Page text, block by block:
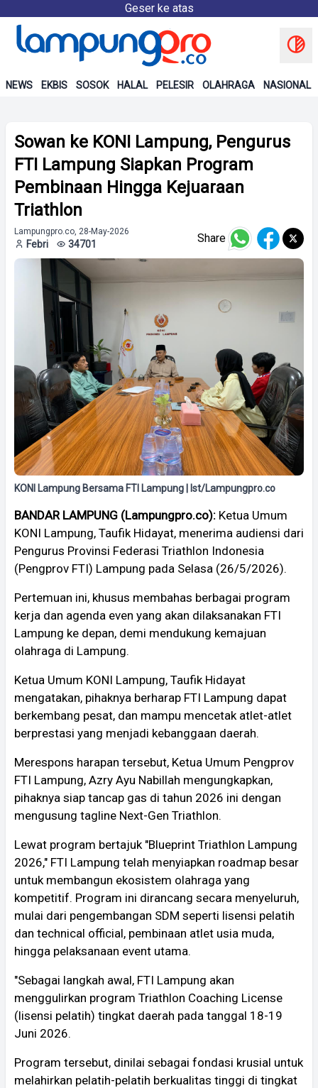
Geser ke atas
NEWS EKBIS SOSOK HALAL PELESIR OLAHRAGA NASIONAL
Sowan ke KONI Lampung, Pengurus
FTI Lampung Siapkan Program
Pembinaan Hingga Kejuaraan
Triathlon
Lampungpro.co, 28-May-2026
Febri 34701 Share
KONI Lampung Bersama FTI Lampung | Ist/Lampungpro.co
BANDAR LAMPUNG (Lampungpro.co): Ketua Umum
KONI Lampung, Taufik Hidayat, menerima audiensi dari
Pengurus Provinsi Federasi Triathlon Indonesia
(Pengprov FTI) Lampung pada Selasa (26/5/2026).
Pertemuan ini, khusus membahas berbagai program
kerja dan agenda even yang akan dilaksanakan FTI
Lampung ke depan, demi mendukung kemajuan
olahraga di Lampung.
Ketua Umum KONI Lampung, Taufik Hidayat
mengatakan, pihaknya berharap FTI Lampung dapat
berkembang pesat, dan mampu mencetak atlet-atlet
berprestasi yang menjadi kebanggaan daerah.
​Merespons harapan tersebut, Ketua Umum Pengprov
FTI Lampung, Azry Ayu Nabillah mengungkapkan,
pihaknya siap tancap gas di tahun 2026 ini dengan
mengusung tagline Next-Gen Triathlon.
Lewat program bertajuk "Blueprint Triathlon Lampung
2026," FTI Lampung telah menyiapkan roadmap besar
untuk membangun ekosistem olahraga yang
kompetitif. Program ini dirancang secara menyeluruh,
mulai dari pengembangan SDM seperti lisensi pelatih
dan technical official, pembinaan atlet usia muda,
hingga pelaksanaan event utama.
"Sebagai langkah awal, FTI Lampung akan
menggulirkan program Triathlon Coaching License
(lisensi pelatih) tingkat daerah pada tanggal 18-19
Juni 2026.
Program tersebut, dinilai sebagai fondasi krusial untuk
melahirkan pelatih-pelatih berkualitas tinggi di tingkat